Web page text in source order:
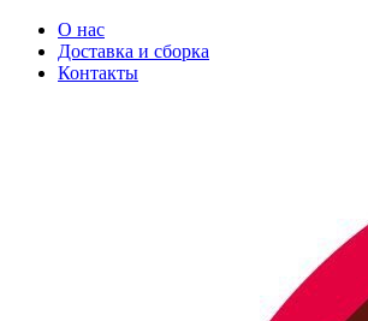
О нас
Доставка и сборка
Контакты